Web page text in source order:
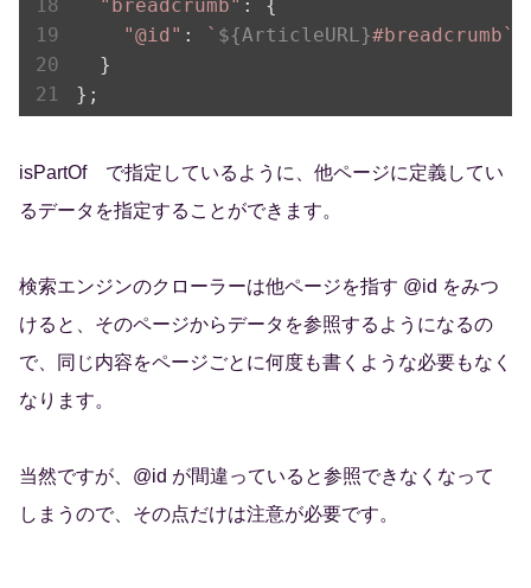
"breadcrumb" : {
"@id" : ` ${ArticleURL}#breadcrumb`
  }
isPartOf で指定しているように、他ページに定義してい
るデータを指定することができます。
検索エンジンのクローラーは他ページを指す @id をみつ
けると、そのページからデータを参照するようになるの
で、同じ内容をページごとに何度も書くような必要もなく
なります。
当然ですが、@id が間違っていると参照できなくなって
しまうので、その点だけは注意が必要です。